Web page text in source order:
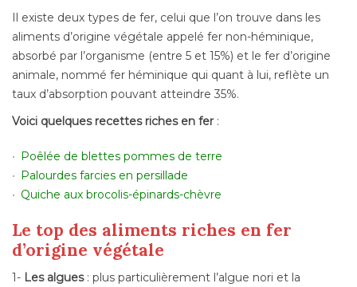
Il existe deux types de fer, celui que l’on trouve dans les
aliments d’origine végétale appelé fer non-héminique,
absorbé par l’organisme (entre 5 et 15%) et le fer d’origine
animale, nommé fer héminique qui quant à lui, reflète un
taux d’absorption pouvant atteindre 35%.
Voici quelques recettes riches en fer:
Poêlée de blettes pommes de terre
Palourdes farcies en persillade
Quiche aux brocolis-épinards-chèvre
Le top des aliments riches en fer
d’origine végétale
1- Les algues: plus particulièrement l’algue nori et la